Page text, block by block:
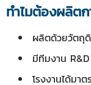
ทำไมต้องผลิต
ผลิตด้วยวัตถุ
มีทีมงาน
โรงงานได้มา